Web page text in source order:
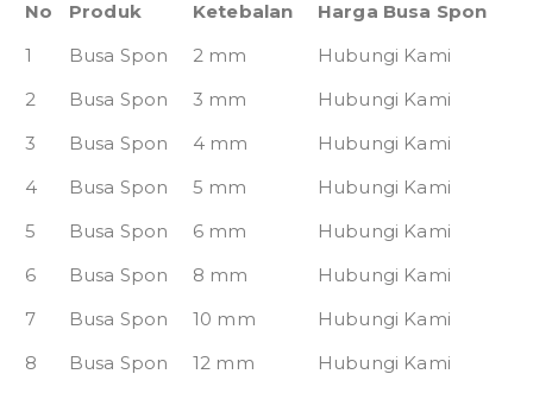
No Produk Ketebalan
Harga Busa Spon
1
Busa Spon 2 mm
Hubungi Kami
2
Busa Spon 3 mm
Hubungi Kami
3
Busa Spon 4 mm
Hubungi Kami
4
Busa Spon 5 mm
Hubungi Kami
5
Busa Spon 6 mm
Hubungi Kami
6
Busa Spon 8 mm
Hubungi Kami
7
Busa Spon 10 mm
Hubungi Kami
8
Busa Spon 12 mm
Hubungi Kami